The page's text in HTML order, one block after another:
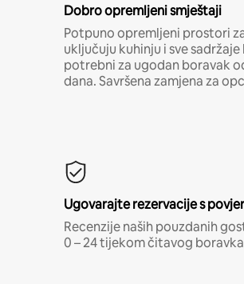
Dobro opremljeni smještaji
Potpuno opremljeni prostori
uključuju kuhinju i sve sadržaje
potrebni za ugodan boravak
dana. Savršena zamjena za
Ugovarajte rezervacije s
Recenzije naših pouzdanih
0 – 24 tijekom čitavog